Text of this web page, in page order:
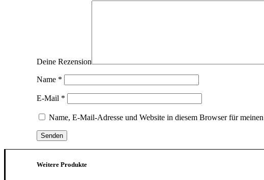
Deine Rezension
Name *
E-Mail *
Name, E-Mail-Adresse und Website in diesem Browser für
Weitere Produkte